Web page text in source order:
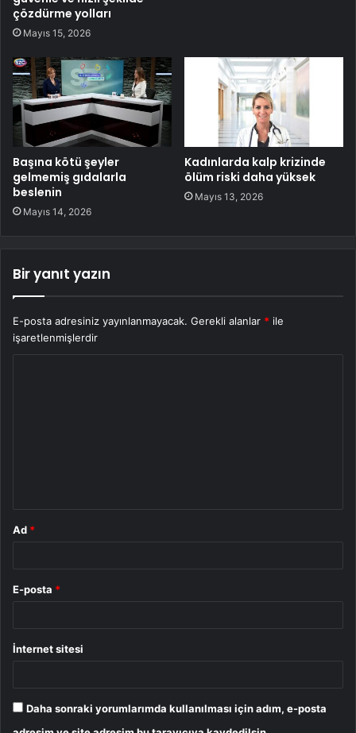
çözdürme yolları
Mayıs 15, 2026
Başına kötü şeyler
gelmemiş gıdalarla
beslenin
Mayıs 14, 2026
Kadınlarda kalp krizinde
ölüm riski daha yüksek
Mayıs 13, 2026
Bir yanıt yazın
E-posta adresiniz yayınlanmayacak. Gerekli alanlar * ile
işaretlenmişlerdir
Ad *
E-posta *
İnternet sitesi
Daha sonraki yorumlarımda kullanılması için adım, e-posta